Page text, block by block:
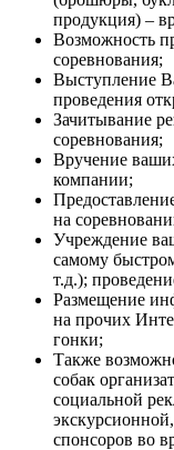
продукция) –
Возможность
соревнования;
Выступление
проведения
Зачитывание
соревнования;
Вручение
компании;
на
Учреждение
самому
т.д.);
Размещение
на прочих
гонки;
Также
собак
социальной
спонсоров во